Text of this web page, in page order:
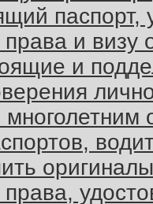
паспорт,
права и визу
и
права,